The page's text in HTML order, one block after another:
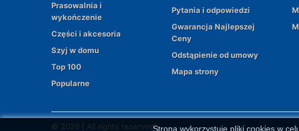
Prasowalnia i
wykończenie
Części i akcesoria
Szyj w domu
Top 100
Popularne
Pytania i odpowiedzi
Gwarancja Najlepszej
Ceny
Odstąpienie od umowy
Mapa strony
© 2026 | All rights reservedStrona wykorzystuje pliki cookies w